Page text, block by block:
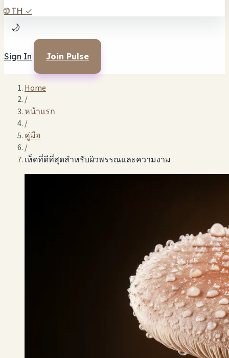
🌐 TH ✓
🌙
Sign In Join Pulse
Home
/
หน้าแรก
/
คู่มือ
/
เห็ดที่ดีที่สุดสำหรับผิวพรรณและความงาม